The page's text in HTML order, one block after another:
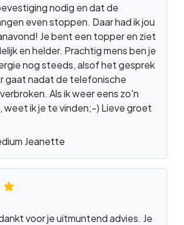
nodig en dat de
even stoppen. Daar had ik jou
Je bent een topper en ziet
en helder. Prachtig mens ben je
nog steeds, alsof het gesprek
gaat nadat de telefonische
Als ik weer eens zo'n
weet ik je te vinden;-) Lieve groet
Jeanette
voor je uitmuntend advies. Je